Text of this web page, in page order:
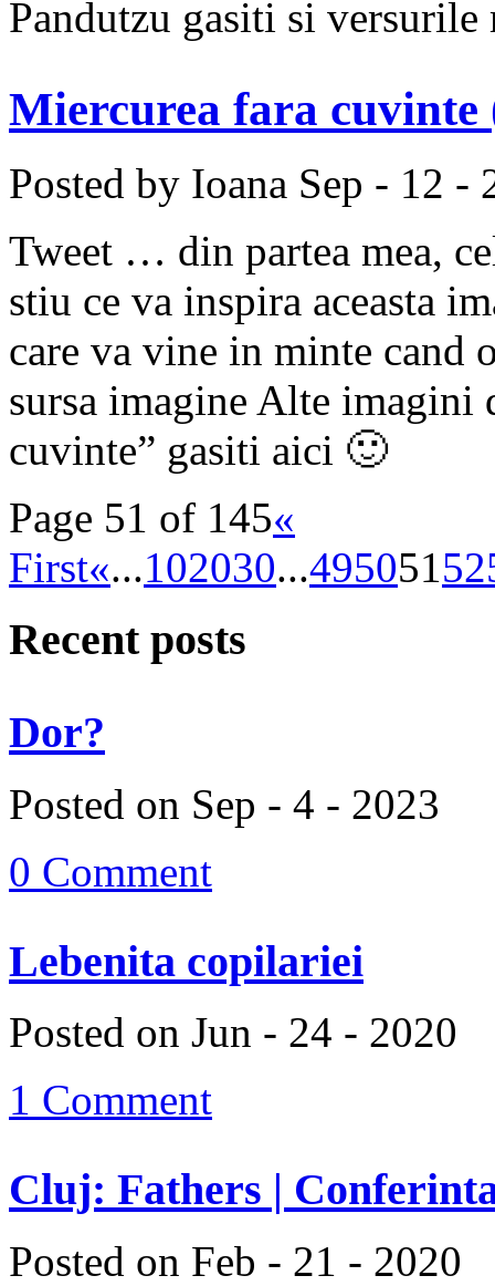
Pandutzu gasiti si
Miercurea fara cuvinte
Posted by Ioana Sep - 12 -
Tweet … din partea mea,
stiu ce va inspira aceasta
care va vine in minte
sursa imagine Alte imagini
cuvinte” gasiti aici 🙂
Page 51 of 145«
First«...102030...49505152
Recent posts
Dor?
Posted on Sep - 4 - 2023
0 Comment
Lebenita copilariei
Posted on Jun - 24 - 2020
1 Comment
Cluj: Fathers |
Posted on Feb - 21 - 2020